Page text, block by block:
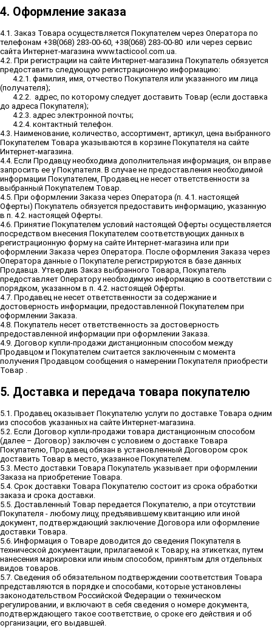
4. Оформление заказа
4.1. Заказ Товара осуществляется Покупателем через Оператора по
телефонам +38(068) 283-00-60, +38(068) 283-00-80 или через сервис
сайта Интернет-магазина www.tacticool.com.ua.
4.2. При регистрации на сайте Интернет-магазина Покупатель обязуется
предоставить следующую регистрационную информацию:
4.2.1. фамилия, имя, отчество Покупателя или указанного им лица
(получателя);
4.2.2. адрес, по которому следует доставить Товар (если доставка
до адреса Покупателя);
4.2.3. адрес электронной почты;
4.2.4. контактный телефон.
4.3. Наименование, количество, ассортимент, артикул, цена выбранного
Покупателем Товара указываются в корзине Покупателя на сайте
Интернет-магазина.
4.4. Если Продавцу необходима дополнительная информация, он вправе
запросить ее у Покупателя. В случае не предоставления необходимой
информации Покупателем, Продавец не несет ответственности за
выбранный Покупателем Товар.
4.5. При оформлении Заказа через Оператора (п. 4.1. настоящей
Оферты) Покупатель обязуется предоставить информацию, указанную
в п. 4.2. настоящей Оферты.
4.6. Принятие Покупателем условий настоящей Оферты осуществляется
посредством внесения Покупателем соответствующих данных в
регистрационную форму на сайте Интернет-магазина или при
оформлении Заказа через Оператора. После оформления Заказа через
Оператора данные о Покупателе регистрируются в базе данных
Продавца. Утвердив Заказ выбранного Товара, Покупатель
предоставляет Оператору необходимую информацию в соответствии с
порядком, указанном в п. 4.2. настоящей Оферты.
4.7. Продавец не несет ответственности за содержание и
достоверность информации, предоставленной Покупателем при
оформлении Заказа.
4.8. Покупатель несет ответственность за достоверность
предоставленной информации при оформлении Заказа.
4.9. Договор купли-продажи дистанционным способом между
Продавцом и Покупателем считается заключенным с момента
получения Продавцом сообщения о намерении Покупателя приобрести
Товар .
5. Доставка и передача товара покупателю
5.1. Продавец оказывает Покупателю услуги по доставке Товара одним
из способов указанных на сайте Интернет-магазина.
5.2. Если Договор купли-продажи товара дистанционным способом
(далее – Договор) заключен с условием о доставке Товара
Покупателю, Продавец обязан в установленный Договором срок
доставить Товар в место, указанное Покупателем.
5.3. Место доставки Товара Покупатель указывает при оформлении
Заказа на приобретение Товара.
5.4. Срок доставки Товара Покупателю состоит из срока обработки
заказа и срока доставки.
5.5. Доставленный Товар передается Покупателю, а при отсутствии
Покупателя - любому лицу, предъявившему квитанцию или иной
документ, подтверждающий заключение Договора или оформление
доставки Товара.
5.6. Информация о Товаре доводится до сведения Покупателя в
технической документации, прилагаемой к Товару, на этикетках, путем
нанесения маркировки или иным способом, принятым для отдельных
видов товаров.
5.7. Сведения об обязательном подтверждении соответствия Товара
представляются в порядке и способами, которые установлены
законодательством Российской Федерации о техническом
регулировании, и включают в себя сведения о номере документа,
подтверждающего такое соответствие, о сроке его действия и об
организации, его выдавшей.